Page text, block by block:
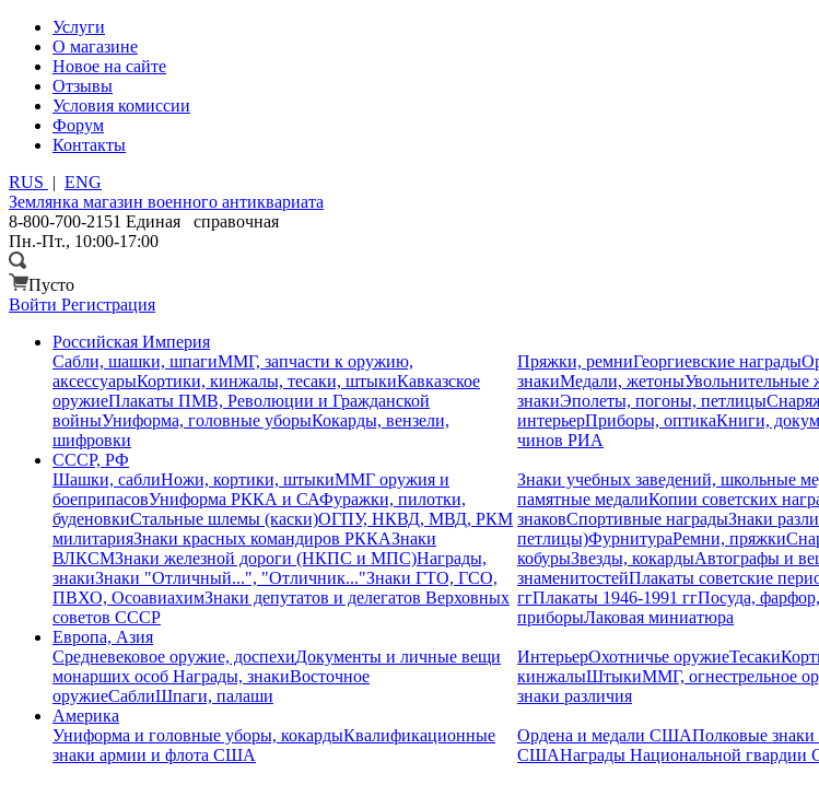
Услуги
О магазине
Новое на сайте
Отзывы
Условия комиссии
Форум
Контакты
RUS | ENG
Землянка магазин военного антиквариата
8-800-700-2151 Единая справочная
Пн.-Пт., 10:00-17:00
Пусто
Войти Регистрация
Российская Империя
Сабли, шашки, шпагиММГ, запчасти к оружию,
аксессуарыКортики, кинжалы, тесаки, штыкиКавказское
оружиеПлакаты ПМВ, Революции и Гражданской
войныУниформа, головные уборыКокарды, вензели,
шифровки
Пряжки, ремниГеоргиевские награды
знакиМедали, жетоныУвольнительные
знакиЭполеты, погоны, петлицы
интерьерПриборы, оптикаКниги,
чинов РИА
СССР, РФ
Шашки, саблиНожи, кортики, штыкиММГ оружия и
боеприпасовУниформа РККА и САФуражки, пилотки,
буденовкиСтальные шлемы (каски)ОГПУ, НКВД, МВД, РКМ
милитарияЗнаки красных командиров РККАЗнаки
ВЛКСМЗнаки железной дороги (НКПС и МПС)Награды,
знакиЗнаки "Отличный...", "Отличник..."Знаки ГТО, ГСО,
ПВХО, ОсоавиахимЗнаки депутатов и делегатов Верховных
советов СССР
Знаки учебных заведений, школьные
памятные медалиКопии советских
знаковСпортивные наградыЗнаки
петлицы)ФурнитураРемни, пряжки
кобурыЗвезды, кокардыАвтографы и
знаменитостейПлакаты советские
ггПлакаты 1946-1991 ггПосуда,
приборыЛаковая миниатюра
Европа, Азия
Средневековое оружие, доспехиДокументы и личные вещи
монарших особ Награды, знакиВосточное
оружиеСаблиШпаги, палаши
ИнтерьерОхотничье оружиеТесаки
кинжалыШтыкиММГ, огнестрельное
знаки различия
Америка
Униформа и головные уборы, кокардыКвалификационные
знаки армии и флота США
Ордена и медали СШАПолковые
СШАНаграды Национальной